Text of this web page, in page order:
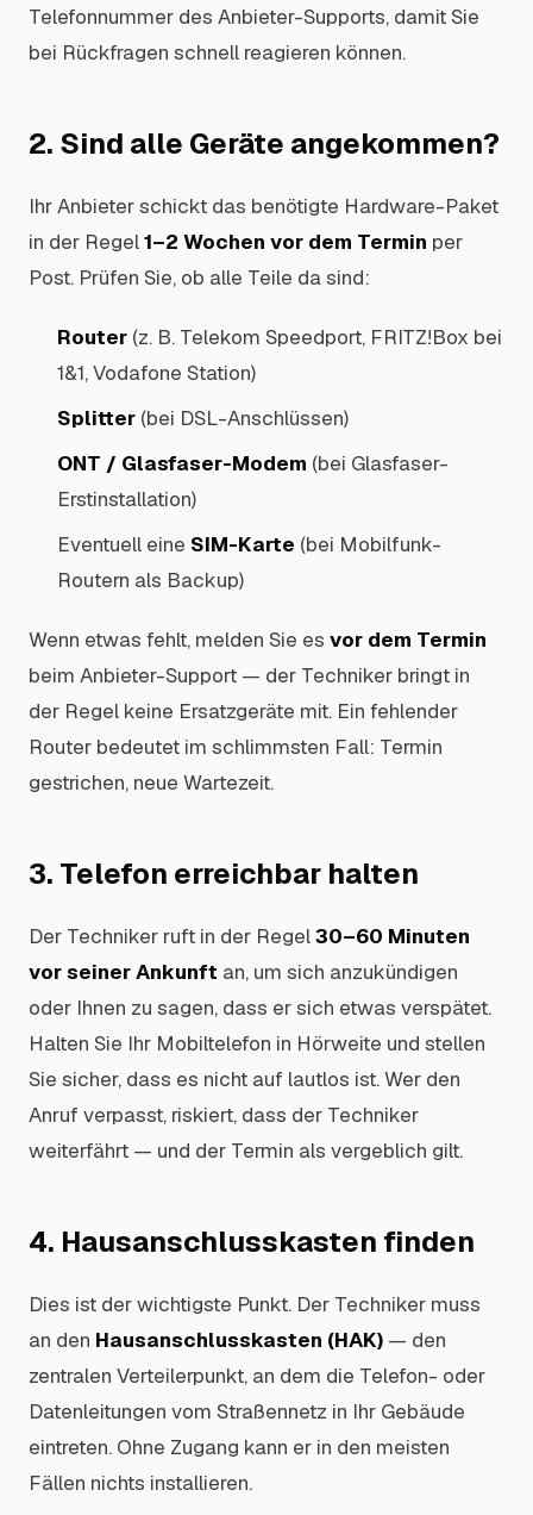
Telefonnummer des Anbieter-Supports, damit Sie
bei Rückfragen schnell reagieren können.
2. Sind alle Geräte angekommen?
Ihr Anbieter schickt das benötigte Hardware-Paket
in der Regel1–2 Wochen vor dem Termin per
Post. Prüfen Sie, ob alle Teile da sind:
Router (z. B. Telekom Speedport, FRITZ!Box bei
1&1, Vodafone Station)
Splitter (bei DSL-Anschlüssen)
ONT / Glasfaser-Modem (bei Glasfaser-
Erstinstallation)
Eventuell eine SIM-Karte (bei Mobilfunk-
Routern als Backup)
Wenn etwas fehlt, melden Sie es vor dem Termin
beim Anbieter-Support — der Techniker bringt in
der Regel keine Ersatzgeräte mit. Ein fehlender
Router bedeutet im schlimmsten Fall: Termin
gestrichen, neue Wartezeit.
3. Telefon erreichbar halten
Der Techniker ruft in der Regel30–60 Minuten
vor seiner Ankunft an, um sich anzukündigen
oder Ihnen zu sagen, dass er sich etwas verspätet.
Halten Sie Ihr Mobiltelefon in Hörweite und stellen
Sie sicher, dass es nicht auf lautlos ist. Wer den
Anruf verpasst, riskiert, dass der Techniker
weiterfährt — und der Termin als vergeblich gilt.
4. Hausanschlusskasten finden
Dies ist der wichtigste Punkt. Der Techniker muss
an den Hausanschlusskasten (HAK) — den
zentralen Verteilerpunkt, an dem die Telefon- oder
Datenleitungen vom Straßennetz in Ihr Gebäude
eintreten. Ohne Zugang kann er in den meisten
Fällen nichts installieren.